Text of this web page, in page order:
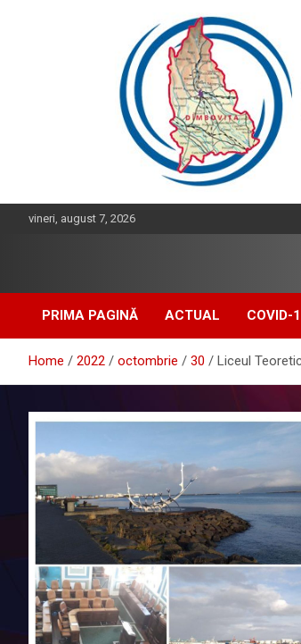
vineri, august 7, 2026
PRIMA PAGINĂ ACTUAL COVID-
Home 2022 octombrie 30 Liceul